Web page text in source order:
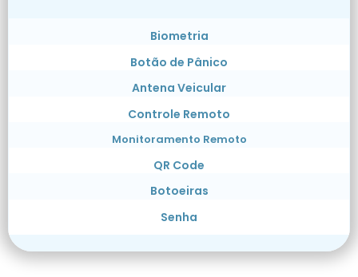
Biometria
Botão de Pânico
Antena Veicular
Controle Remoto
Monitoramento Remoto
QR Code
Botoeiras
Senha